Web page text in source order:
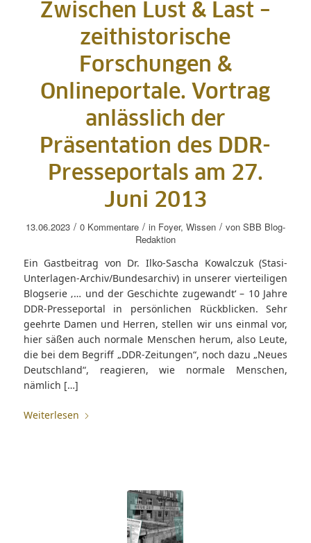
Zwischen Lust & Last –
zeithistorische
Forschungen &
Onlineportale. Vortrag
anlässlich der
Präsentation des DDR-
Presseportals am 27.
Juni 2013
13.06.2023 / 0 Kommentare / in Foyer, Wissen / von SBB Blog-
Redaktion
Ein Gastbeitrag von Dr. Ilko-Sascha Kowalczuk (Stasi-
Unterlagen-Archiv/Bundesarchiv) in unserer vierteiligen
Blogserie ‚… und der Geschichte zugewandt‘ – 10 Jahre
DDR-Presseportal in persönlichen Rückblicken. Sehr
geehrte Damen und Herren, stellen wir uns einmal vor,
hier säßen auch normale Menschen herum, also Leute,
die bei dem Begriff „DDR-Zeitungen“, noch dazu „Neues
Deutschland“, reagieren, wie normale Menschen,
nämlich […]
Weiterlesen